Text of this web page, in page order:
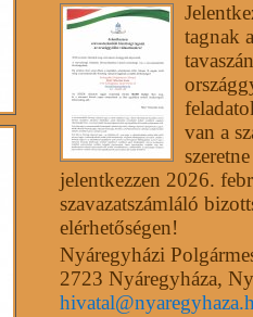
tagnak
van a
jelentkezzen 2026.
szavazatszámláló
elérhetőségen!
Nyáregyházi
2723 Nyáregyháza,